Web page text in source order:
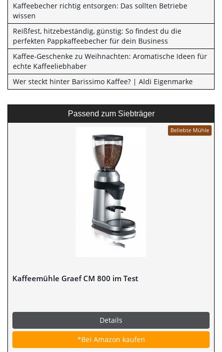
Kaffeebecher richtig entsorgen: Das sollten Betriebe
wissen
Reißfest, hitzebeständig, günstig: So findest du die
perfekten Pappkaffeebecher für dein Business
Kaffee-Geschenke zu Weihnachten: Aromatische Ideen für
echte Kaffeeliebhaber
Wer steckt hinter Barissimo Kaffee? | Aldi Eigenmarke
Passend zum Siebträger
Beliebte Mühle
Kaffeemühle Graef CM 800 im Test
Details
*Bei Amazon kaufen